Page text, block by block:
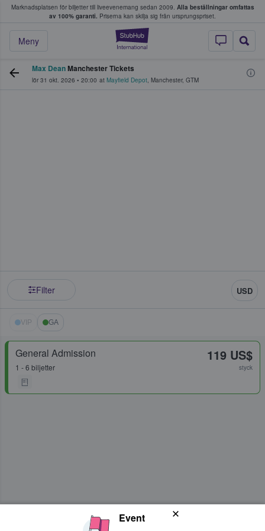
Marknadsplatsen för biljetter till liveevenemang sedan 2009. Alla beställningar omfattas
av 100% garanti. Priserna kan skilja sig från ursprungspriset.
StubHub – där
Meny
köper och säljer biljetter.
Max DeanManchester Tickets
lör 31 okt. 2026 • 20:00 at Mayfield Depot, Manchester, GTM
Filter USD
VIP GA
General Admission
1 - 6 biljetter
119 US$
styck
Event